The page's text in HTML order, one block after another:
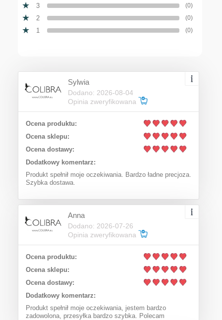
3 (0)
2 (0)
1 (0)
Sylwia
Dodano: 2026-08-04
Opinia zweryfikowana
Ocena produktu:
Ocena sklepu:
Ocena dostawy:
Dodatkowy komentarz:
Produkt spełnił moje oczekiwania. Bardzo ładne precjoza.
Szybka dostawa.
Anna
Dodano: 2026-07-26
Opinia zweryfikowana
Ocena produktu:
Ocena sklepu:
Ocena dostawy:
Dodatkowy komentarz:
Produkt spełnił moje oczekiwania, jestem bardzo
zadowolona, przesyłka bardzo szybka. Polecam